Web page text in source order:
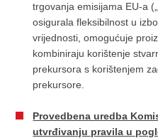
trgovanja emisijama EU-a
osigurala fleksibilnost u
vrijednosti, omogućuje
kombiniraju korištenje
prekursora s korištenjem
prekursore.
Provedbena uredba
utvrđivanju pravila u